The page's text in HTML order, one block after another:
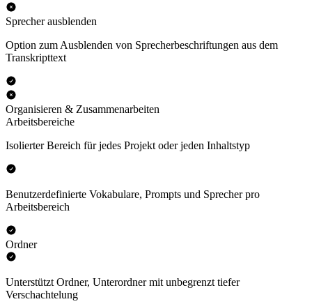
Sprecher ausblenden
Option zum Ausblenden von Sprecherbeschriftungen aus dem
Transkripttext
Organisieren & Zusammenarbeiten
Arbeitsbereiche
Isolierter Bereich für jedes Projekt oder jeden Inhaltstyp
Benutzerdefinierte Vokabulare, Prompts und Sprecher pro
Arbeitsbereich
Ordner
Unterstützt Ordner, Unterordner mit unbegrenzt tiefer
Verschachtelung